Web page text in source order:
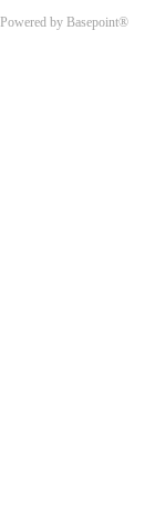
Powered by Basepoint®